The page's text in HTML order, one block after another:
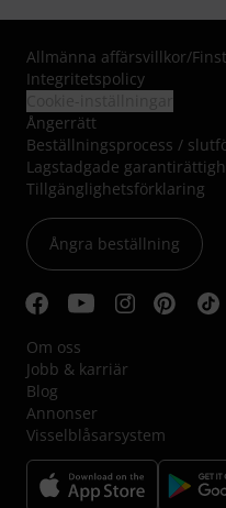
Allmänna affärsvillkor/
Integritetspolicy
Ångerrätt
Beställningsprocess /
Lagstadgade
Tillgänglighetsförklaring
Ångra beställning
Om oss
Jobb & karriär
Blog
Annonser
Visselblåsarsystem